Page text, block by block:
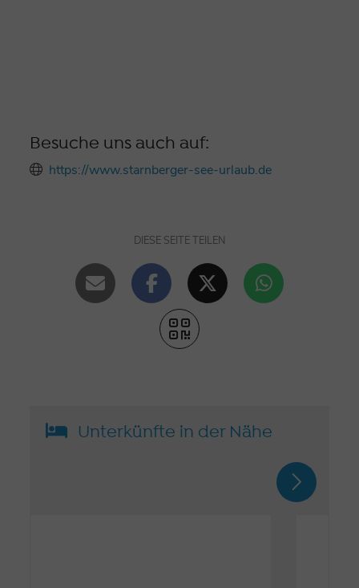
Besuche uns auch auf:
https://www.starnberger-see-urlaub.de
DIESE SEITE TEILEN
Unterkünfte in der Nähe